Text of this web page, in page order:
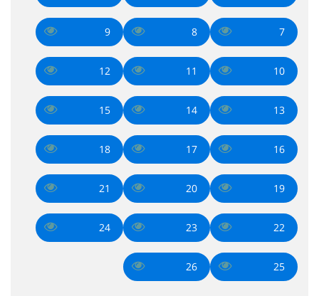
7
8
9
10
11
12
13
14
15
16
17
18
19
20
21
22
23
24
25
26